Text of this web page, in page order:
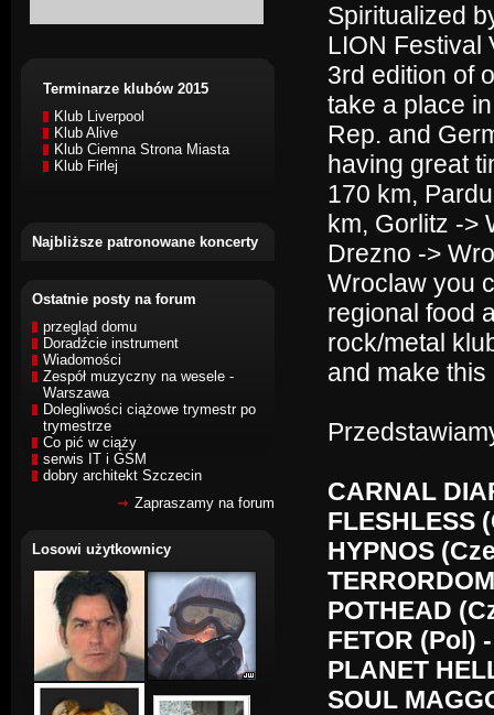
Terminarze klubów 2015
Klub Liverpool
Klub Alive
Klub Ciemna Strona Miasta
Klub Firlej
Najbliższe patronowane koncerty
Ostatnie posty na forum
przegląd domu
Doradźcie instrument
Wiadomości
Zespół muzyczny na wesele -
Warszawa
Dolegliwości ciążowe trymestr po
trymestrze
Co pić w ciąży
serwis IT i GSM
dobry architekt Szczecin
Zapraszamy na forum
Losowi użytkownicy
Spiritualized
LION Festival
3rd edition of
take a place
Rep. and
having great
170 km,
km, Gorlitz ->
Drezno ->
Wroclaw you
regional food
rock/metal
and make
CARNAL
FLESHLESS
HYPNOS
POTHEAD
FETOR (Pol)
PLANET
SOUL